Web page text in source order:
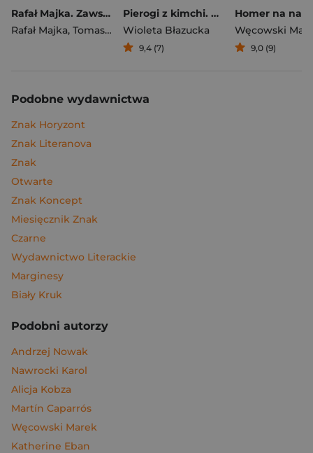
Rafał Majka. Zawsze z przodu. Rozmawia Tomasz Kalemba - książka z autografem
Rafał Majka, Tomasz Kalemba
Pierogi z kimchi. Moje ulubione azjatyckie przepisy
Wioleta Błazucka
9,4 (7)
Węcowski
9,0 (9)
Podobne wydawnictwa
Znak Horyzont
Znak Literanova
Znak
Otwarte
Znak Koncept
Miesięcznik Znak
Czarne
Wydawnictwo Literackie
Marginesy
Biały Kruk
Podobni autorzy
Andrzej Nowak
Nawrocki Karol
Alicja Kobza
Martín Caparrós
Węcowski Marek
Katherine Eban